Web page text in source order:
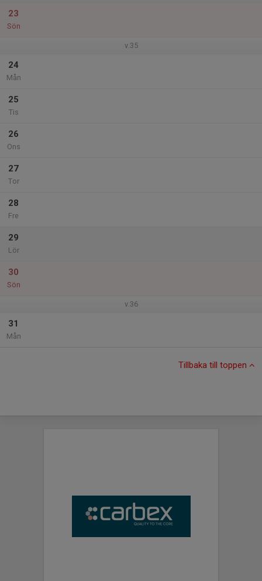
23
Sön
v.35
24
Mån
25
Tis
26
Ons
27
Tor
28
Fre
29
Lör
30
Sön
v.36
31
Mån
Tillbaka till toppen